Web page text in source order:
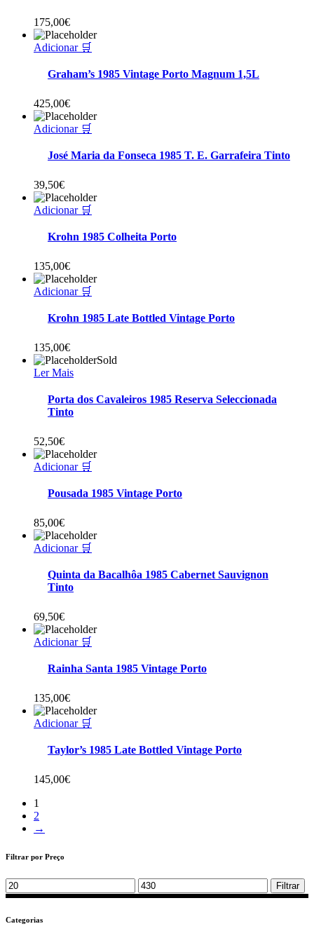
175,00€
Adicionar 🛒
Graham’s 1985 Vintage Porto Magnum 1,5L
425,00€
Adicionar 🛒
José Maria da Fonseca 1985 T. E. Garrafeira Tinto
39,50€
Adicionar 🛒
Krohn 1985 Colheita Porto
135,00€
Adicionar 🛒
Krohn 1985 Late Bottled Vintage Porto
135,00€
Sold
Ler Mais
Porta dos Cavaleiros 1985 Reserva Seleccionada
Tinto
52,50€
Adicionar 🛒
Pousada 1985 Vintage Porto
85,00€
Adicionar 🛒
Quinta da Bacalhôa 1985 Cabernet Sauvignon
Tinto
69,50€
Adicionar 🛒
Rainha Santa 1985 Vintage Porto
135,00€
Adicionar 🛒
Taylor’s 1985 Late Bottled Vintage Porto
145,00€
1
2
→
Filtrar por Preço
Min
price
Max
price
Filtrar
Categorias